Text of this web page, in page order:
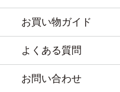
お買い物ガイド
よくある質問
お問い合わせ